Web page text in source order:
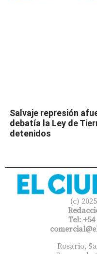
Salvaje represión
debatía la Ley de
detenidos
(c)
Tel: +54
Rosario,